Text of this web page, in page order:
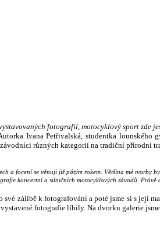
fotografií, motocyklový sport zde
Ivana Petřivalská, studentka
různých kategorií na tradiční přírodní
a focení se věnuji již pátým rokem. Většina mé
koncertní a silničních motocyklových závodů. Právě
své zálibě k fotografování a poté jsme si s
fotografie líbily. Na dvorku galerie